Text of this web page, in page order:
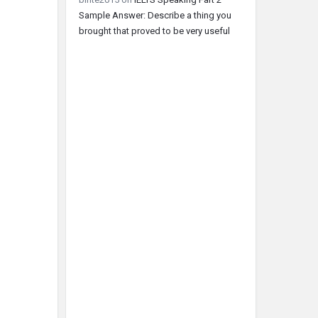
Sample Answer: Describe a thing you
brought that proved to be very useful